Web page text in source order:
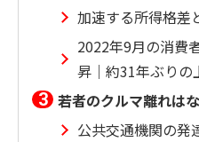
加速する所得格差
2022年9月の消費
昇｜約31年ぶりの
若者のクルマ離れは
公共交通機関の発